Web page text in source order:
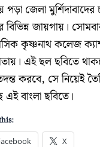
পড়া জেলা
বিভিন্ন জায়গায়।
কৃষ্ণনাথ কলেজ
এই ছল ছবিতে
করবে, সে নিয়েই
এই বাংলা ছবিতে।
X